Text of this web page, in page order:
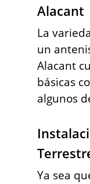
Alacant
La
un
Alacant
básicas
algunos
Ya sea